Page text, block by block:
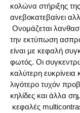
κολώνα στήριξης
ανεβοκατεβαίνει
Ονομάζεται
την εκτύπωση
είναι με κεφαλή
φωτός. Οι
καλύτερη ευκρίνεια
λιγότερο τυχόν
κηλίδες και άλλα
κεφαλές